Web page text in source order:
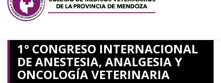
1° CONGRESO INTERNACIONAL
DE ANESTESIA, ANALGESIA Y
ONCOLOGÍA VETERINARIA